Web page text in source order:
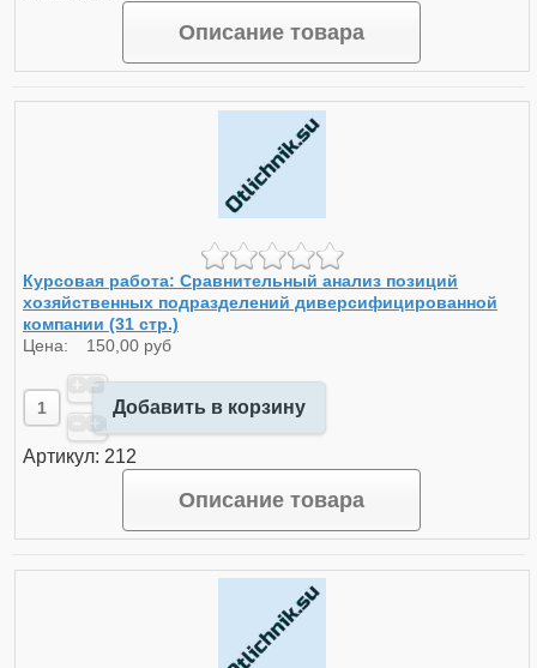
Описание товара
Курсовая работа: Сравнительный анализ позиций
хозяйственных подразделений диверсифицированной
компании (31 стр.)
Цена: 150,00 руб
Добавить в корзину
Артикул: 212
Описание товара